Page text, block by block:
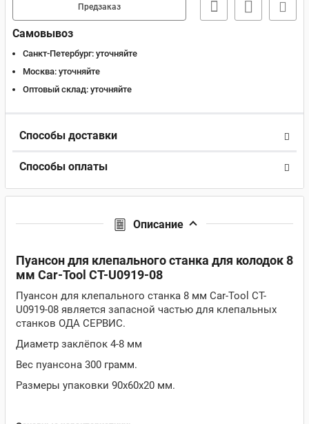
Предзаказ
Самовывоз
Санкт-Петербург: уточняйте
Москва: уточняйте
Оптовый склад: уточняйте
Способы доставки
Способы оплаты
Описание
Пуансон для клепального станка для колодок 8
мм Car-Tool CT-U0919-08
Пуансон для клепального станка 8 мм Car-Tool CT-
U0919-08 является запасной частью для клепальных
станков ОДА СЕРВИС.
Диаметр заклёпок 4-8 мм
Вес пуансона 300 грамм.
Размеры упаковки 90х60х20 мм.